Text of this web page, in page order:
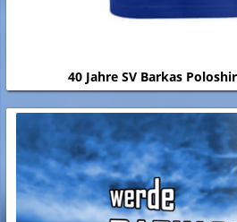
40 Jahre SV Barkas